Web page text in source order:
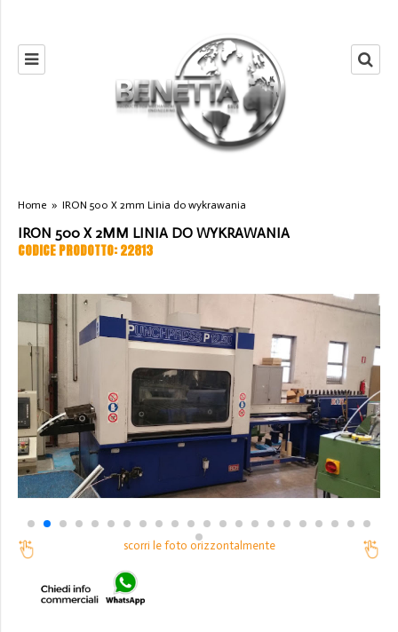
Home » IRON 500 X 2mm Linia do wykrawania
IRON 500 X 2MM LINIA DO WYKRAWANIA
CODICE PRODOTTO: 22813
scorri le foto orizzontalmente